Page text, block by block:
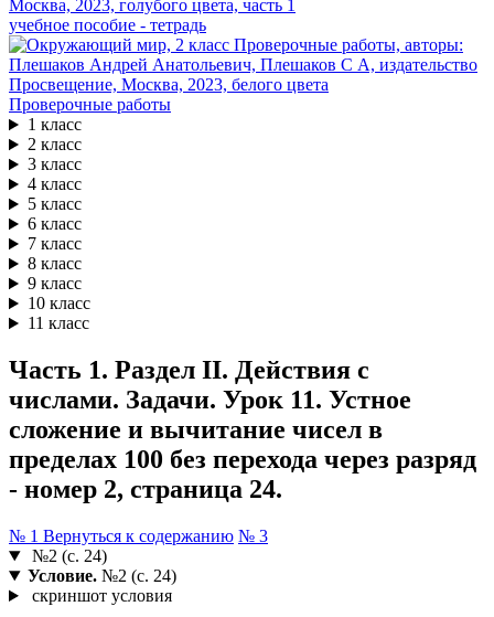
учебное пособие - тетрадь
Проверочные работы
1 класс
2 класс
3 класс
4 класс
5 класс
6 класс
7 класс
8 класс
9 класс
10 класс
11 класс
Часть 1. Раздел II. Действия с
числами. Задачи. Урок 11. Устное
сложение и вычитание чисел в
пределах 100 без перехода через разряд
- номер 2, страница 24.
№ 1 Вернуться к содержанию № 3
№2 (с. 24)
Условие.№2 (с. 24)
скриншот условия